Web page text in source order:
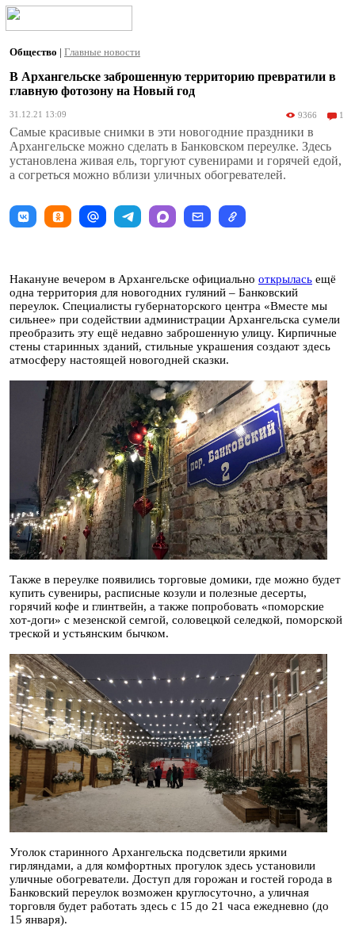
Общество | Главные новости
В Архангельске заброшенную территорию превратили в
главную фотозону на Новый год
31.12.21 13:09 9366 1
Самые красивые снимки в эти новогодние праздники в
Архангельске можно сделать в Банковском переулке. Здесь
установлена живая ель, торгуют сувенирами и горячей едой,
а согреться можно вблизи уличных обогревателей.
Накануне вечером в Архангельске официально открылась ещё
одна территория для новогодних гуляний – Банковский
переулок. Специалисты губернаторского центра «Вместе мы
сильнее» при содействии администрации Архангельска сумели
преобразить эту ещё недавно заброшенную улицу. Кирпичные
стены старинных зданий, стильные украшения создают здесь
атмосферу настоящей новогодней сказки.
Также в переулке появились торговые домики, где можно будет
купить сувениры, расписные козули и полезные десерты,
горячий кофе и глинтвейн, а также попробовать «поморские
хот-доги» с мезенской семгой, соловецкой селедкой, поморской
треской и устьянским бычком.
Уголок старинного Архангельска подсветили яркими
гирляндами, а для комфортных прогулок здесь установили
уличные обогреватели. Доступ для горожан и гостей города в
Банковский переулок возможен круглосуточно, а уличная
торговля будет работать здесь с 15 до 21 часа ежедневно (до
15 января).